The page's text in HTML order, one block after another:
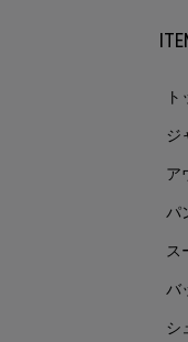
ジ
ア
パ
ス
バ
シ